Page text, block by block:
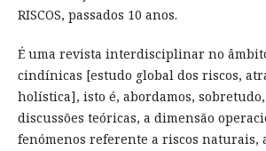
RISCOS, passados 10 anos.
É uma revista interdisciplinar no
cindínicas [estudo global dos riscos,
holística], isto é, abordamos, sobretudo,
discussões teóricas, a dimensão
fenómenos referente a riscos naturais,